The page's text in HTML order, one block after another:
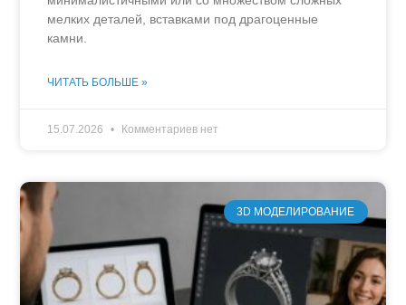
мелких деталей, вставками под драгоценные
камни.
ЧИТАТЬ БОЛЬШЕ »
15.07.2026 Комментариев нет
3D МОДЕЛИРОВАНИЕ